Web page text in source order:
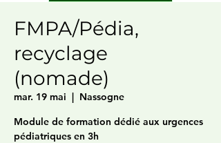
FMPA/Pédia,
recyclage
(nomade)
mar. 19 mai
  |
Nassogne
Module de formation dédié aux urgences
pédiatriques en 3h